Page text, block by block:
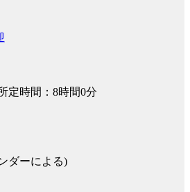
定時間：8時間0分
ダーによる)